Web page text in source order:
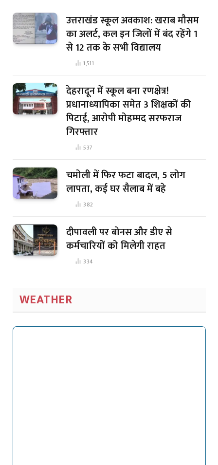
उत्तराखंड स्कूल अवकाश: खराब मौसम
का अलर्ट, कल इन जिलों में बंद रहेंगे 1
से 12 तक के सभी विद्यालय
1,511
देहरादून में स्कूल बना रणक्षेत्र!
प्रधानाध्यापिका समेत 3 शिक्षकों की
पिटाई, आरोपी मोहम्मद सरफराज
गिरफ्तार
537
चमोली में फिर फटा बादल, 5 लोग
लापता, कई घर सैलाब में बहे
382
दीपावली पर बोनस और डीए से
कर्मचारियों को मिलेगी राहत
334
WEATHER